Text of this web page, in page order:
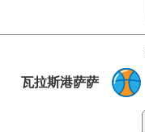
瓦拉斯港萨萨